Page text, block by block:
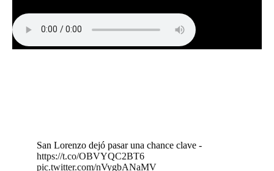
San Lorenzo dejó pasar una chance clave -
https://t.co/OBVYQC2BT6
pic.twitter.com/nVygbANaMV